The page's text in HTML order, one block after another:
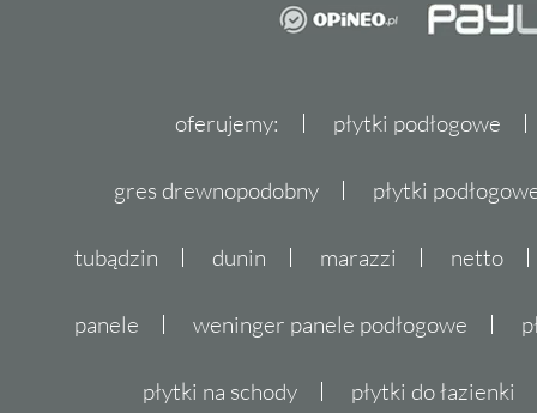
oferujemy: płytki podłogowe
gres drewnopodobny płytki
tubądzin dunin marazzi netto
panele weninger panele podłogowe
płytki na schody płytki do łazienki